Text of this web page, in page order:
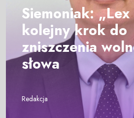
Siemoniak:
kolejny krok do
zniszczenia
słowa
Redakcja